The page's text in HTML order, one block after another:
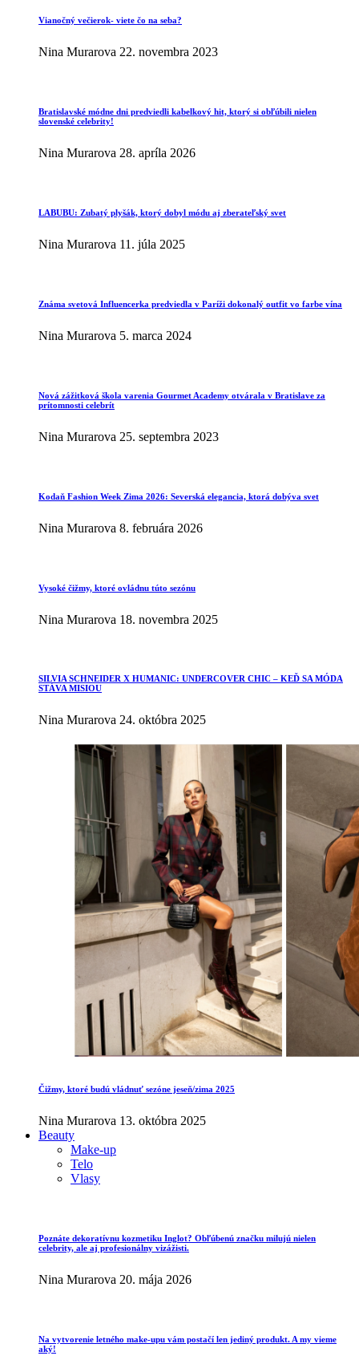
Vianočný večierok- viete čo na seba?
Nina Murarova 22. novembra 2023
Bratislavské módne dni predviedli kabelkový hit, ktorý si obľúbili nielen
slovenské celebrity!
Nina Murarova 28. apríla 2026
LABUBU: Zubatý plyšák, ktorý dobyl módu aj zberateľský svet
Nina Murarova 11. júla 2025
Známa svetová Influencerka predviedla v Paríži dokonalý outfit vo farbe vína
Nina Murarova 5. marca 2024
Nová zážitková škola varenia Gourmet Academy otvárala v Bratislave za
prítomnosti celebrít
Nina Murarova 25. septembra 2023
Kodaň Fashion Week Zima 2026: Severská elegancia, ktorá dobýva svet
Nina Murarova 8. februára 2026
Vysoké čižmy, ktoré ovládnu túto sezónu
Nina Murarova 18. novembra 2025
SILVIA SCHNEIDER X HUMANIC: UNDERCOVER CHIC – KEĎ SA MÓDA
STÁVA MISIOU
Nina Murarova 24. októbra 2025
Čižmy, ktoré budú vládnuť sezóne jeseň/zima 2025
Nina Murarova 13. októbra 2025
Beauty
Make-up
Telo
Vlasy
Poznáte dekoratívnu kozmetiku Inglot? Obľúbenú značku milujú nielen
celebrity, ale aj profesionálny vizážisti.
Nina Murarova 20. mája 2026
Na vytvorenie letného make-upu vám postačí len jediný produkt. A my vieme
aký!